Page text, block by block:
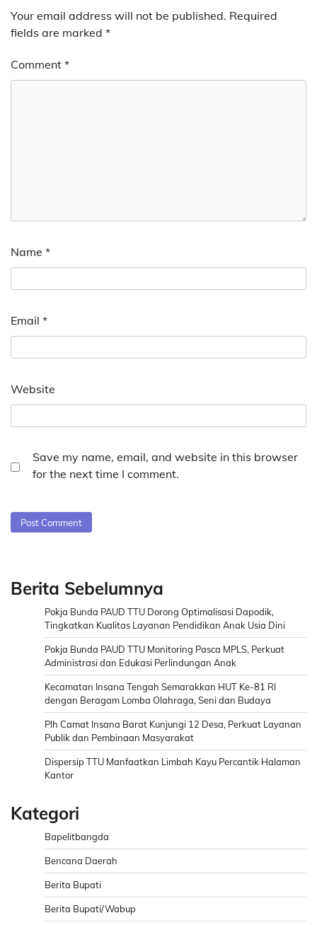
Your email address will not be published. Required
fields are marked *
Comment *
Name *
Email *
Website
Save my name, email, and website in this browser
for the next time I comment.
Berita Sebelumnya
Pokja Bunda PAUD TTU Dorong Optimalisasi Dapodik,
Tingkatkan Kualitas Layanan Pendidikan Anak Usia Dini
Pokja Bunda PAUD TTU Monitoring Pasca MPLS, Perkuat
Administrasi dan Edukasi Perlindungan Anak
Kecamatan Insana Tengah Semarakkan HUT Ke-81 RI
dengan Beragam Lomba Olahraga, Seni dan Budaya
Plh Camat Insana Barat Kunjungi 12 Desa, Perkuat Layanan
Publik dan Pembinaan Masyarakat
Dispersip TTU Manfaatkan Limbah Kayu Percantik Halaman
Kantor
Kategori
Bapelitbangda
Bencana Daerah
Berita Bupati
Berita Bupati/Wabup